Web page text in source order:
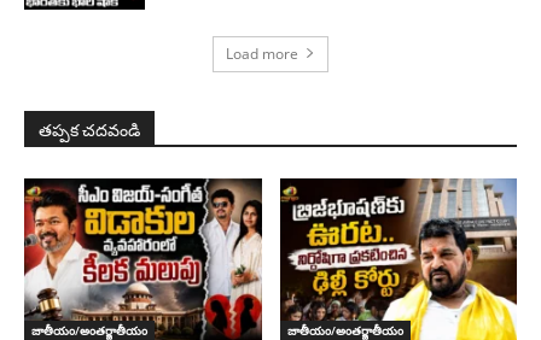
Load more
తప్పక చదవండి
జాతీయం/అంతర్జాతీయం జాతీయం/అంతర్జాతీయం